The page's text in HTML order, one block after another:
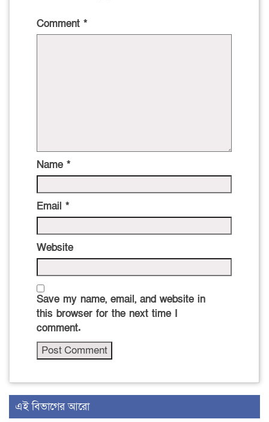
Comment *
Name *
Email *
Website
Save my name, email, and website in
this browser for the next time I
comment.
এই বিভাগের আরো